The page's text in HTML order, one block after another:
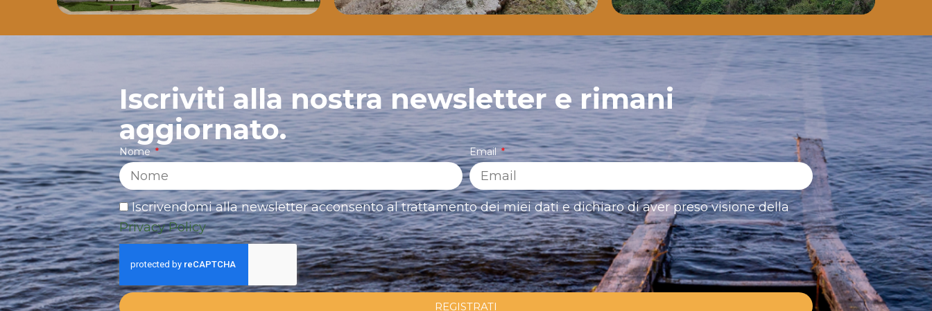
Iscriviti alla nostra newsletter e rimani
aggiornato.
Nome Email
Iscrivendomi alla newsletter acconsento al trattamento dei miei dati e dichiaro di aver preso visione della
Privacy Policy
REGISTRATI